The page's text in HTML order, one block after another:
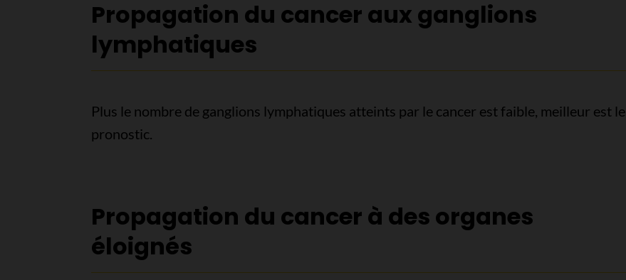
Propagation du cancer aux ganglions
lymphatiques
Plus le nombre de ganglions lymphatiques atteints par le cancer est faible, meilleur est le
pronostic.
Propagation du cancer à des organes
éloignés